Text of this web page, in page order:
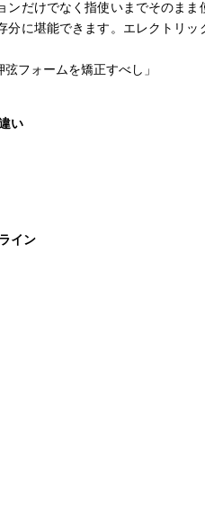
ンだけでなく指使いまでそのまま
分に堪能できます。エレクトリッ
フォームを矯正すべし」
い
イン